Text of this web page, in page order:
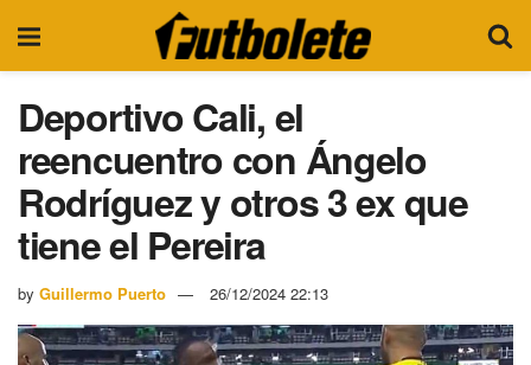
Deportivo Cali, el
reencuentro con Ángelo
Rodríguez y otros 3 ex que
tiene el Pereira
by Guillermo Puerto 26/12/2024 22:13